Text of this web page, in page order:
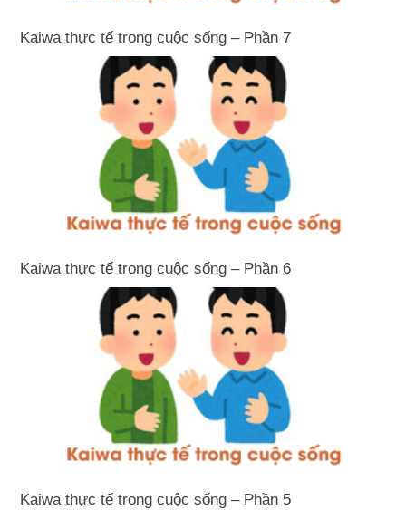
Kaiwa thực tế trong cuộc sống – Phần 7
Kaiwa thực tế trong cuộc sống – Phần 6
Kaiwa thực tế trong cuộc sống – Phần 5